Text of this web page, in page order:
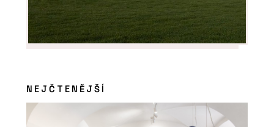
NEJČTENĚJŠÍ